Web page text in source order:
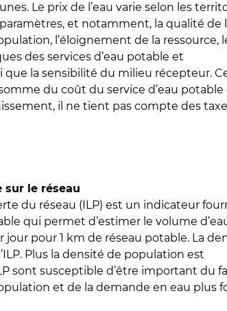
Le prix de l’eau varie selon les
et notamment, la qualité de
l’éloignement de la ressource,
des services d’eau potable et
que la sensibilité du milieu récepteur.
du coût du service d’eau potable
il ne tient pas compte des
sur le réseau
du réseau (ILP) est un indicateur
qui permet d’estimer le volume
jour pour 1 km de réseau potable. La
Plus la densité de population est
sont susceptible d’être important du
et de la demande en eau plus